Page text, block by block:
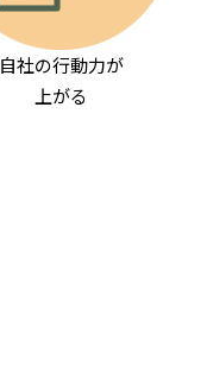
自社の行動力が
上がる